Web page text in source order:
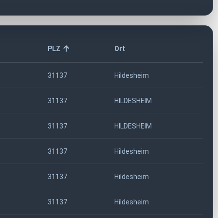
PLZ Ort
31137 Hildesheim
31137 HILDESHEIM
31137 HILDESHEIM
31137 Hildesheim
31137 Hildesheim
31137 Hildesheim